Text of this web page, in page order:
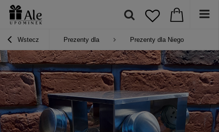
Wstecz Prezenty dla Prezenty dla Niego